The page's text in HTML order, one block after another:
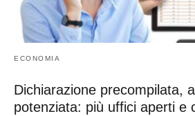
ECONOMIA
Dichiarazione precompilata,
potenziata: più uffici aperti e